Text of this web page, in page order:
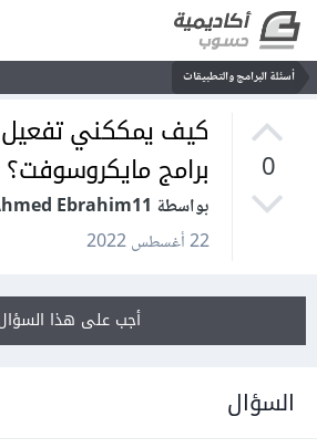
أسئلة البرامج والتطبيقات
0
برامج مايكروسوفت؟
بواسطة Ahmed Ebrahim11
22 أغسطس 2022
أجب على هذا السؤال
السؤال